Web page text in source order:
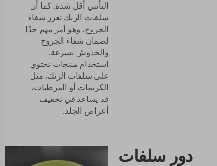
التأتبي أقل شدة. كما أن
سلفات الزنك تعزز شفاء
الجروح، وهو أمر مهم جدًا
لضمان شفاء الجروح
والخدوش بسرعة.
استخدام منتجات تحتوي
على سلفات الزنك، مثل
الكريمات أو المرطبات،
قد يساعد في تخفيف
أعراض الجلد.
دور سلفات